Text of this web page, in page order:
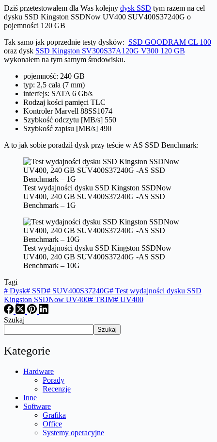
Dziś przetestowałem dla Was kolejny dysk SSD tym razem na cel
dysku SSD Kingston SSDNow UV400 SUV400S37240G o
pojemności 120 GB
Tak samo jak poprzednie testy dysków: SSD GOODRAM CL 100
oraz dysk SSD Kingston SV300S37A120G V300 120 GB
wykonałem na tym samym środowisku.
pojemność: 240 GB
typ: 2,5 cala (7 mm)
interfejs: SATA 6 Gb/s
Rodzaj kości pamięci TLC
Kontroler Marvell 88SS1074
Szybkość odczytu [MB/s] 550
Szybkość zapisu [MB/s] 490
A to jak sobie poradził dysk przy teście w AS SSD Benchmark:
Test wydajności dysku SSD Kingston SSDNow
UV400, 240 GB SUV400S37240G -AS SSD
Benchmark – 1G
Test wydajności dysku SSD Kingston SSDNow
UV400, 240 GB SUV400S37240G -AS SSD
Benchmark – 10G
Tagi
# Dysk# SSD# SUV400S37240G# Test wydajności dysku SSD
Kingston SSDNow UV400# TRIM# UV400
Szukaj
Szukaj
Kategorie
Hardware
Porady
Recenzje
Inne
Software
Grafika
Office
Systemy operacyjne